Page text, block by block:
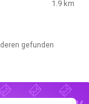
1.9 km
gefunden